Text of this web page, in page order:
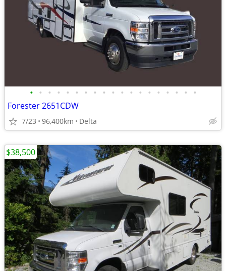
• • • • • • • • • • • • • • • • • • •
Forester 2651CDW
7/23 96,400km Delta
$38,500